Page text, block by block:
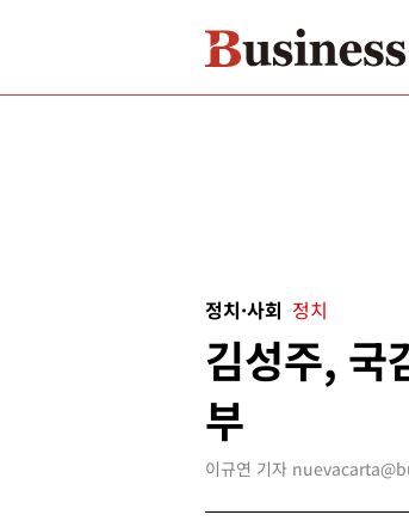
정치·사회 정치
김성주, 국
부
이규연 기자